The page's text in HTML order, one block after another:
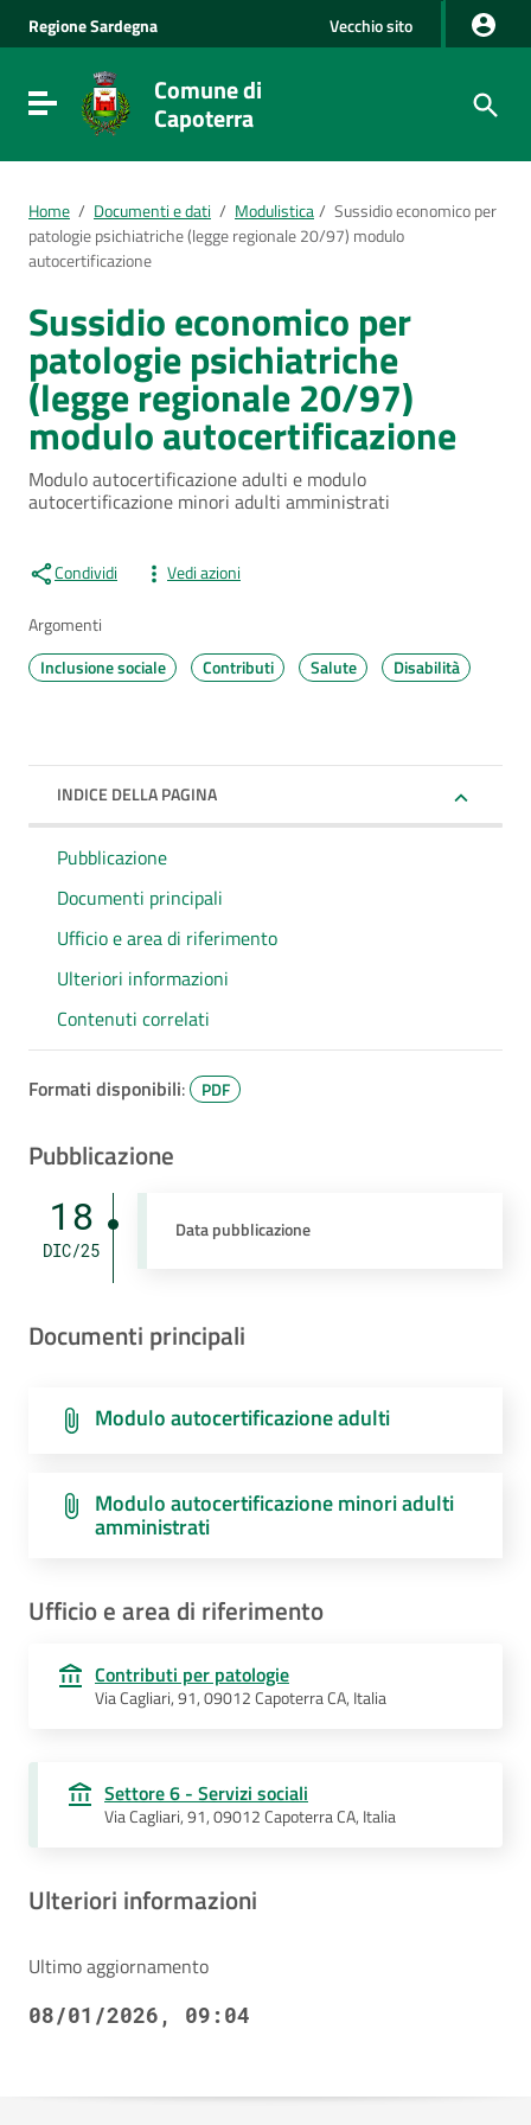
Vai alla navigazione del sito
Vai al Footer
RegioneSardegna Vecchio sito
Visualizza/nascondi menu di navigazione
Comune di
Capoterra
Home / Documenti e dati / Modulistica/ Sussidio economico per
patologie psichiatriche (legge regionale 20/97) modulo
autocertificazione
Sussidio economico per
patologie psichiatriche
(legge regionale 20/97)
modulo autocertificazione
Modulo autocertificazione adulti e modulo
autocertificazione minori adulti amministrati
Condividi Vedi azioni
Argomenti
Inclusione sociale
Contributi Salute Disabilità
INDICE DELLA PAGINA
Pubblicazione
Documenti principali
Ufficio e area di riferimento
Ulteriori informazioni
Contenuti correlati
Formati disponibili: PDF
Pubblicazione
18
DIC/25
Data pubblicazione
Documenti principali
Modulo autocertificazione adulti
Modulo autocertificazione minori adulti
amministrati
Ufficio e area di riferimento
Contributi per patologie
Via Cagliari, 91, 09012 Capoterra CA, Italia
Settore 6 - Servizi sociali
Via Cagliari, 91, 09012 Capoterra CA, Italia
Ulteriori informazioni
Ultimo aggiornamento
08/01/2026, 09:04